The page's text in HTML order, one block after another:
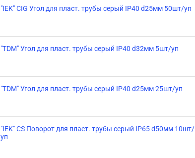
"IEK" CIG Угол для пласт. трубы серый IP40 d25мм 50шт/уп
"TDM" Угол для пласт. трубы серый IP40 d32мм 5шт/уп
"TDM" Угол для пласт. трубы серый IP40 d25мм 25шт/уп
"IEK" CS Поворот для пласт. трубы серый IP65 d50мм 10шт/
уп